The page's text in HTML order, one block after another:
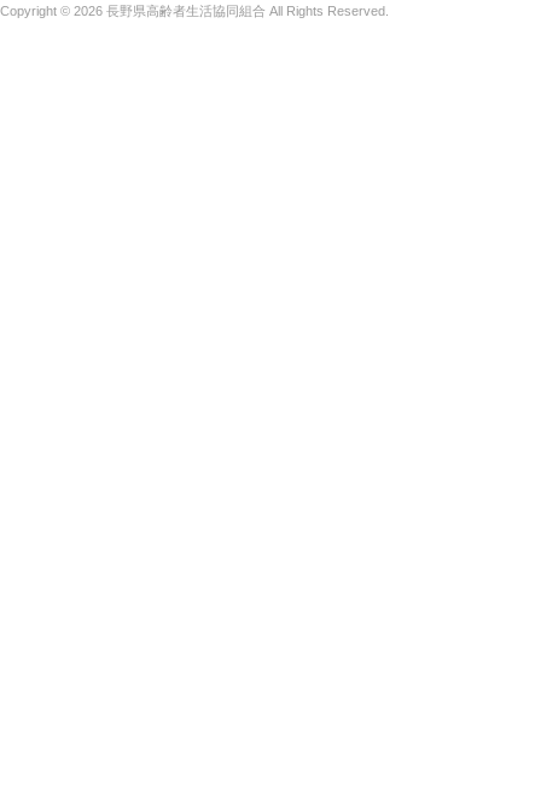
Copyright © 2026 長野県高齢者生活協同組合 All Rights Reserved.